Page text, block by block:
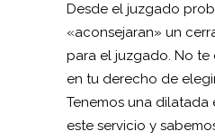
Desde el juzgado
«aconsejaran» un
para el juzgado. No te
en tu derecho de
Tenemos una dilatada
este servicio y